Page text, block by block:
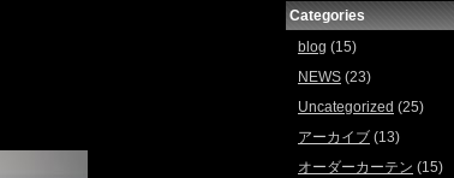
Categories
blog (15)
NEWS (23)
Uncategorized (25)
アーカイブ (13)
オーダーカーテン (15)